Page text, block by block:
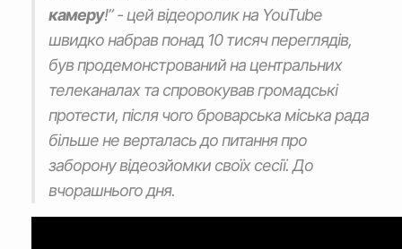
камеру!” - цей відеоролик на YouTube
швидко набрав понад 10 тисяч переглядів,
був продемонстрований на центральних
телеканалах та спровокував громадські
протести, після чого броварська міська рада
більше не верталась до питання про
заборону відеозйомки своїх сесії. До
вчорашнього дня.